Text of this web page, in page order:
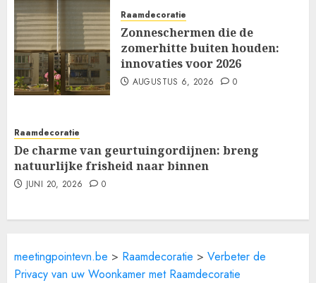
Raamdecoratie
Zonneschermen die de
zomerhitte buiten houden:
innovaties voor 2026
AUGUSTUS 6, 2026 0
Raamdecoratie
De charme van geurtuingordijnen: breng
natuurlijke frisheid naar binnen
JUNI 20, 2026 0
meetingpointevn.be > Raamdecoratie > Verbeter de
Privacy van uw Woonkamer met Raamdecoratie